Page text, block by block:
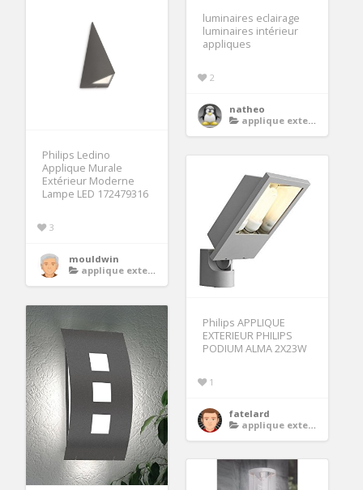
luminaires eclairage
luminaires intérieur
appliques
2
natheo
applique exterieur
Philips Ledino
Applique Murale
Extérieur Moderne
Lampe LED 172479316
3
mouldwin
applique exterieur
Philips APPLIQUE
EXTERIEUR PHILIPS
PODIUM ALMA 2X23W
1
fatelard
applique exterieur